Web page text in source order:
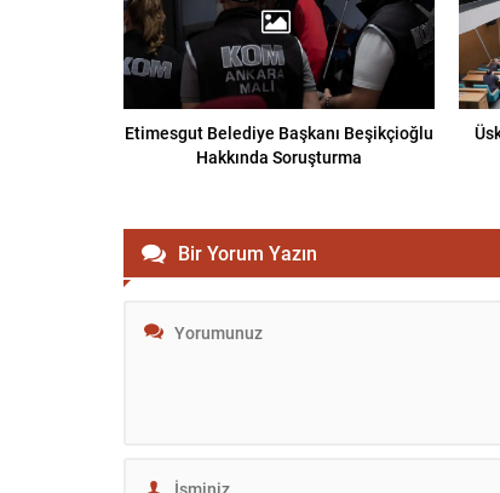
Etimesgut Belediye Başkanı Beşikçioğlu
Hakkında Soruşturma
Bir Yorum Yazın